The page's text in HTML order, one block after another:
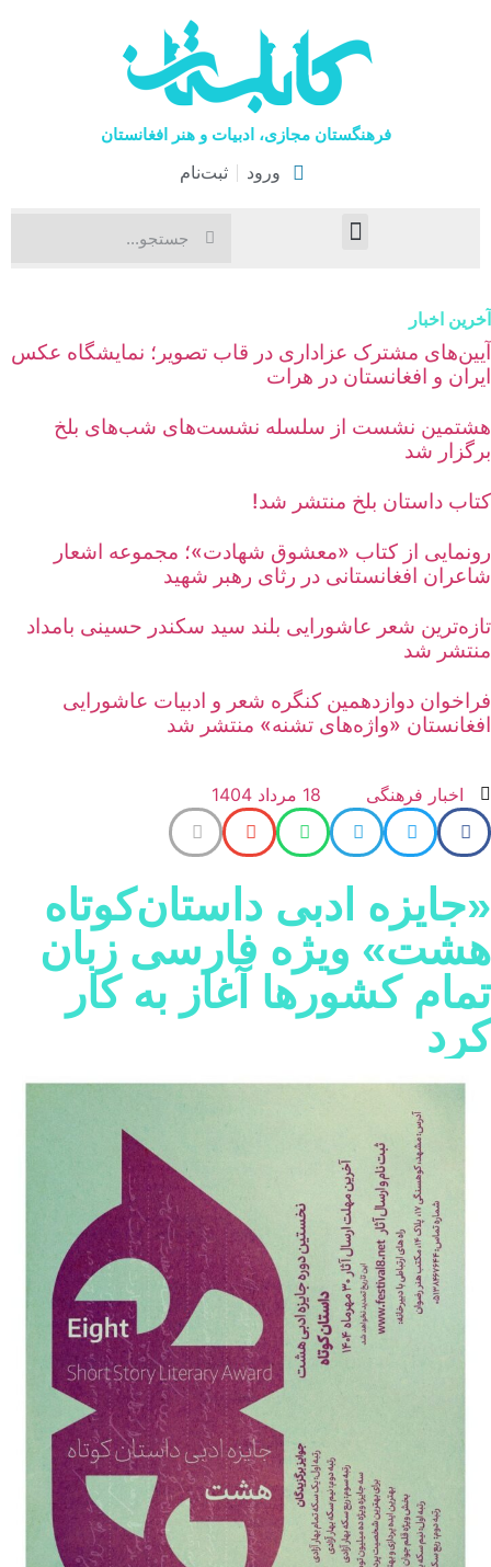
فرهنگستان مجازی، ادبیات و هنر افغانستان
ورود ثبت‌نام
اخبار
مشترک عزاداری در قاب تصویر؛ نمایشگاه عکس
و افغانستان در هرات
نشست از سلسله نشست‌های شب‌های بلخ
شد
داستان بلخ منتشر شد!
از کتاب «معشوق شهادت»؛ مجموعه اشعار
افغانستانی در رثای رهبر شهید
شعر عاشورایی بلند سید سکندر حسینی بامداد
شد
دوازدهمین کنگره شعر و ادبیات عاشورایی
«واژه‌های تشنه» منتشر شد
اخبار فرهنگی 18 مرداد 1404
ادبی داستان‌کوتاه
ویژه فارسی زبان
کشورها آغاز به کار